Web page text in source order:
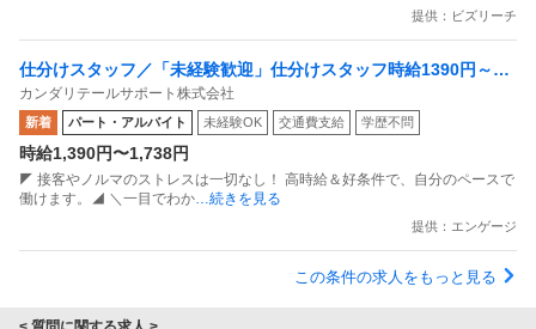
提供：ビズリーチ
仕分けスタッフ／「未経験歓迎」仕分けスタッフ時給1390円～／
夜勤時給1738円～／週2日・4h～／2230
カンダリテールサポート株式会社
新着 パート・アルバイト 未経験OK 交通費支給 学歴不問
時給1,390円〜1,738円
◤ 接客やノルマのストレスは一切なし！ 高時給＆好条件で、自分のペースで
働けます。◢ ＼一目でわか…続きを見る
提供：エンゲージ
この条件の求人をもっと見る